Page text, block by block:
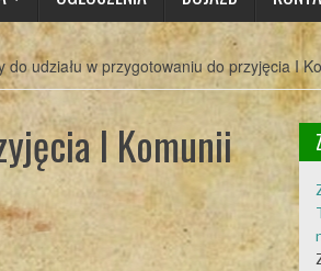
do udziału w przygotowaniu do przyjęcia I
I Komunii